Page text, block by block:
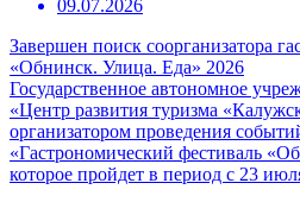
09.07.2026
Завершен поиск соорганизатора
«Обнинск. Улица. Еда» 2026
Государственное автономное
«Центр развития туризма
организатором проведения
«Гастрономический фестиваль
которое пройдет в период с 23